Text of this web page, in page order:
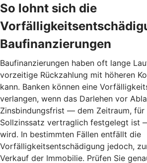
So lohnt sich die
Baufinanzierungen
Baufinanzierungen haben oft lange
vorzeitige Rückzahlung mit höheren
kann. Banken können eine
verlangen, wenn das Darlehen vor
Zinsbindungsfrist — dem Zeitraum, für
Sollzinssatz vertraglich festgelegt ist
wird. In bestimmten Fällen entfällt die
Vorfälligkeitsentschädigung jedoch,
Verkauf der Immobilie. Prüfen Sie